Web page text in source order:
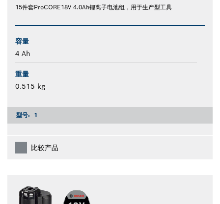
15件套ProCORE18V 4.0Ah锂离子电池组，用于生产型工具
容量
4 Ah
重量
0.515 kg
型号: 1
比较产品